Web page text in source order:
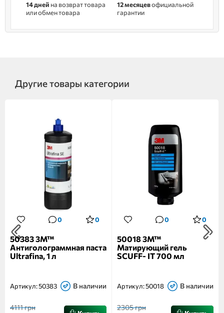
14 дней на возврат товара
или обмен товара
12 месяцевофициальной
гарантии
Другие товары категории
0 0
50383 3M™
Антиголограммная паста
Ultrafina, 1 л
Артикул:50383 В наличии
4111 грн
0 0
50018 3M™
Матирующий гель
SCUFF- IT 700 мл
Артикул:50018 В наличии
2305 грн